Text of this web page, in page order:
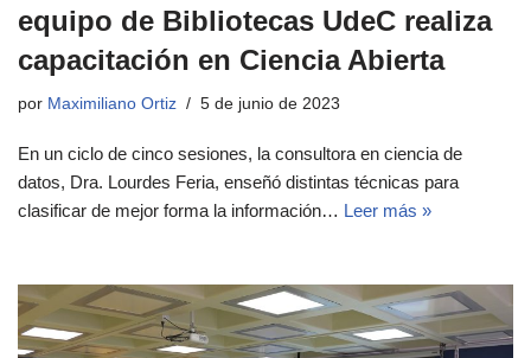
equipo de Bibliotecas UdeC realiza
capacitación en Ciencia Abierta
por Maximiliano Ortiz 5 de junio de 2023
En un ciclo de cinco sesiones, la consultora en ciencia de
datos, Dra. Lourdes Feria, enseñó distintas técnicas para
clasificar de mejor forma la información… Leer más »